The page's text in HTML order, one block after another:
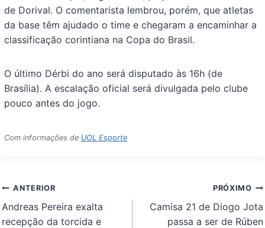
de Dorival. O comentarista lembrou, porém, que atletas
da base têm ajudado o time e chegaram a encaminhar a
classificação corintiana na Copa do Brasil.
O último Dérbi do ano será disputado às 16h (de
Brasília). A escalação oficial será divulgada pelo clube
pouco antes do jogo.
Com informações de UOL Esporte
Navegação
de
Post
ANTERIOR
Andreas Pereira exalta
recepção da torcida e
PRÓXIMO
Camisa 21 de Diogo Jota
passa a ser de Rúben